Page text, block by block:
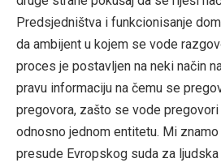
Predsjedništva i funkcionisanje
da ambijent u kojem se vode
proces je postavljen na neki način
pravu informaciju na čemu se
pregovora, zašto se vode
odnosno jednom entitetu. Mi
presude Evropskog suda za